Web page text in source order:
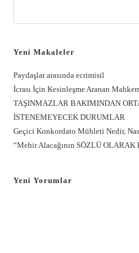
Yeni Makaleler
Paydaşlar arasında ecrimisil
İcrası İçin Kesinleşme Aranan
TAŞINMAZLAR BAKIMINDAN
İSTENEMEYECEK DURUMLAR
Geçici Konkordato Mühleti Nedir,
“Mehir Alacağının SÖZLÜ
Yeni Yorumlar